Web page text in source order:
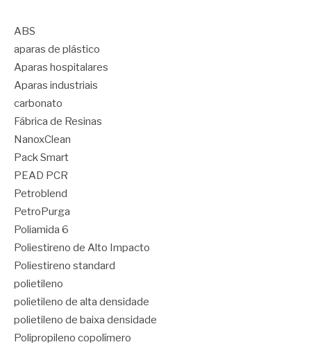
ABS
aparas de plástico
Aparas hospitalares
Aparas industriais
carbonato
Fábrica de Resinas
NanoxClean
Pack Smart
PEAD PCR
Petroblend
PetroPurga
Poliamida 6
Poliestireno de Alto Impacto
Poliestireno standard
polietileno
polietileno de alta densidade
polietileno de baixa densidade
Polipropileno copolímero